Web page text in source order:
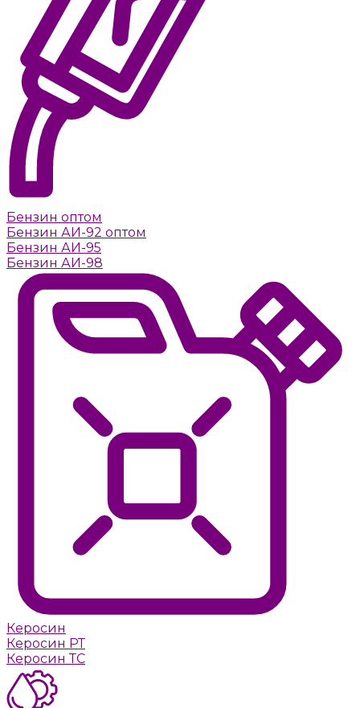
Бензин оптом
Бензин АИ-92 оптом
Бензин АИ-95
Бензин АИ-98
Керосин
Керосин РТ
Керосин ТС